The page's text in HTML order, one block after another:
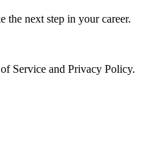
the next step in your career.
Service and Privacy Policy.